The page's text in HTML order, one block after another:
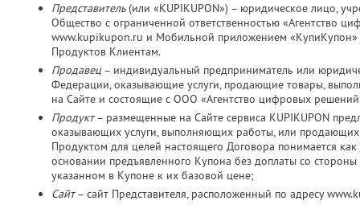
Представитель(или «KUPIKUPON») – юридическое лицо,
Общество с ограниченной ответственностью «Агентство
www.kupikupon.ru и Мобильной приложением
Продуктов Клиентам.
Продавец – индивидуальный предприниматель или
Федерации, оказывающие услуги, продающие товары,
на Сайте и состоящие с ООО «Агентство цифровых
Продукт– размещенные на Сайте сервиса KUPIKUPON
оказывающих услуги, выполняющих работы, или
Продуктом для целей настоящего Договора понимается
основании предъявленного Купона без доплаты со
указанном в Купоне к их базовой цене;
Сайт– сайт Представителя, расположенный по адресу